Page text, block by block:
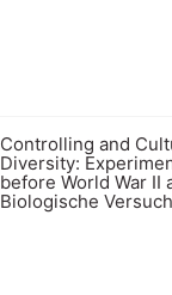
Controlling and
Diversity:
before World War II
Biologische